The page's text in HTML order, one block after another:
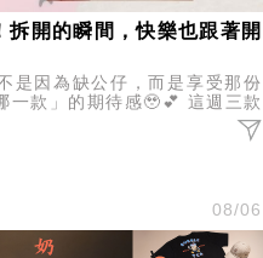
拆開的瞬間，快樂也跟著開
是因為缺公仔，而是享受那份
一款」的期待感🥹💕 這週三款
，不管你是哪一派，都有機會抽
08/06